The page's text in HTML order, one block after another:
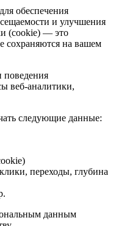
обеспечения
и улучшения
(cookie) — это
сохраняются на вашем
поведения
веб-аналитики,
следующие данные:
переходы, глубина
данным